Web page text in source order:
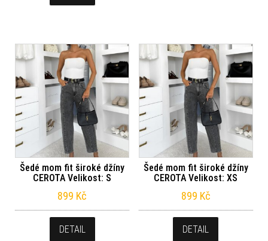
Šedé mom fit široké džíny
CEROTA Velikost: S
899 Kč
DETAIL
Šedé mom fit široké džíny
CEROTA Velikost: XS
899 Kč
DETAIL